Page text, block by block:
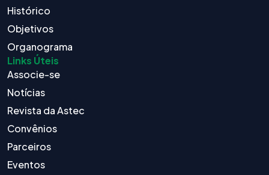
Histórico
Objetivos
Organograma
Links Úteis
Associe-se
Notícias
Revista da Astec
Convênios
Parceiros
Eventos